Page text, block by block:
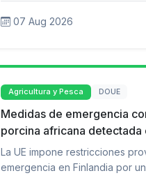
07 Aug 2026
Agricultura y Pesca DOUE
Medidas de emergencia
porcina africana detectada
La UE impone restricciones
emergencia en Finlandia por